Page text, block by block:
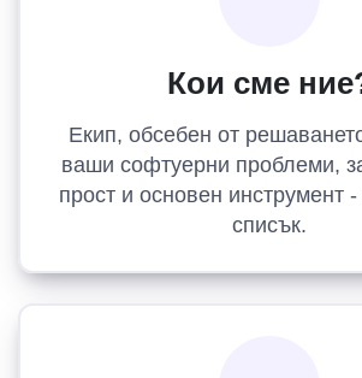
Кои сме
Екип, обсебен от
ваши софтуерни проблеми,
прост и основен инструмент
списък.